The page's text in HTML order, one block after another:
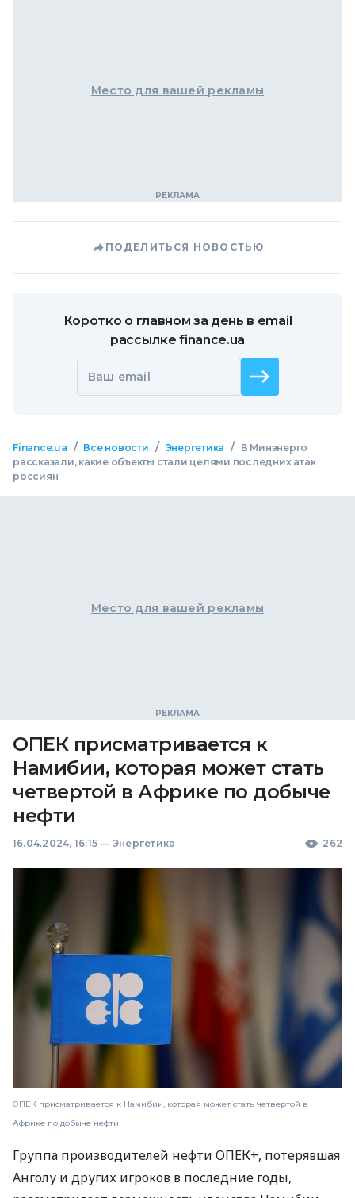
Место для вашей рекламы
ПОДЕЛИТЬСЯ НОВОСТЬЮ
Коротко о главном за день в email
рассылке finance.ua
Ваш email
Finance.ua / Все новости / Энергетика /
В Минэнерго
рассказали, какие объекты стали целями последних атак
россиян
Место для вашей рекламы
ОПЕК присматривается к
Намибии, которая может стать
четвертой в Африке по добыче
нефти
16.04.2024, 16:15 — Энергетика 262
ОПЕК присматривается к Намибии, которая может стать четвертой в
Африке по добыче нефти
Группа производителей нефти ОПЕК+, потерявшая
Анголу и других игроков в последние годы,